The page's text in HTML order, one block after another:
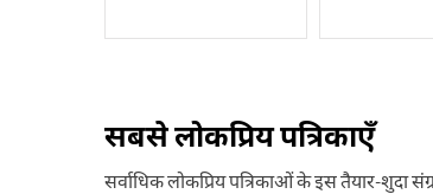
सबसे लोकप्रिय पत्रिकाएँ
सर्वाधिक लोकप्रिय पत्रिकाओं के इस तैयार-शुदा